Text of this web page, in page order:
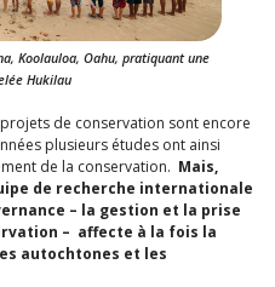
Koolauloa, Oahu, pratiquant une
Hukilau
de conservation sont encore
plusieurs études ont ainsi
de la conservation. Mais,
de recherche internationale
– la gestion et la prise
– affecte à la fois la
autochtones et les